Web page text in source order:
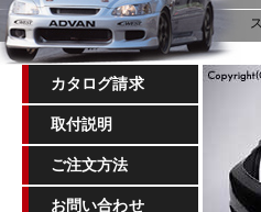
カタログ請求
取付説明
ご注文方法
お問い合わせ